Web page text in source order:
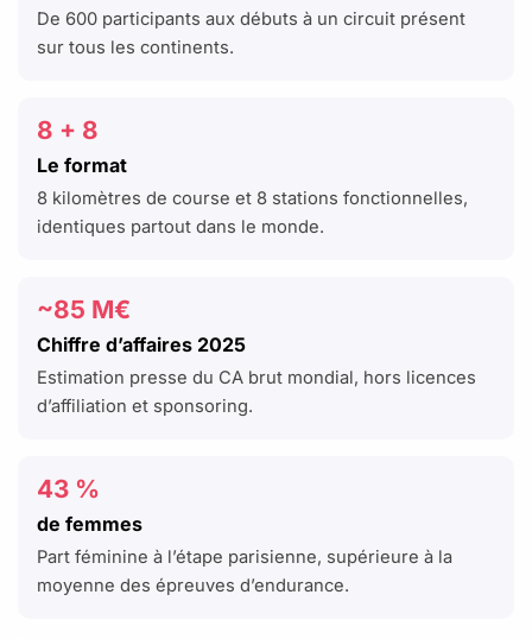
De 600 participants aux débuts à un circuit présent
sur tous les continents.
8 + 8
Le format
8 kilomètres de course et 8 stations fonctionnelles,
identiques partout dans le monde.
~85 M€
Chiffre d’affaires 2025
Estimation presse du CA brut mondial, hors licences
d’affiliation et sponsoring.
43 %
de femmes
Part féminine à l’étape parisienne, supérieure à la
moyenne des épreuves d’endurance.